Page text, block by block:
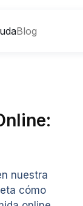
Blog
nuestra
cómo